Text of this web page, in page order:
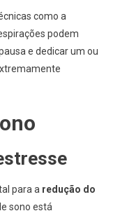
como a
podem
e dedicar um ou
para a redução do
sono está